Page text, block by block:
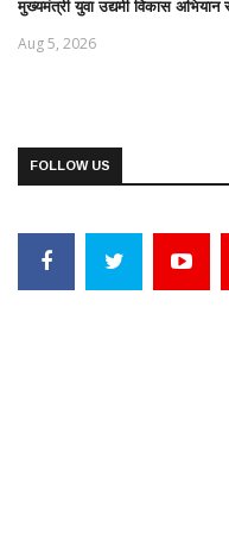
मुख्यमंत्री युवा उद्यमी विकास
Aug 5, 2026
FOLLOW US